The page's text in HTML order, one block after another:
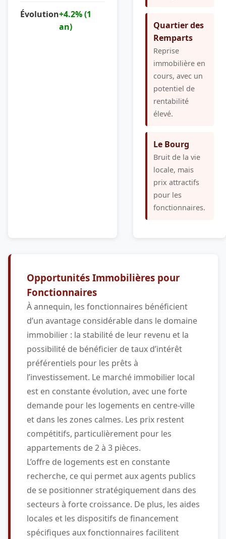
Évolution+4.2% (1
an)
Quartier des
Remparts
Reprise
immobilière en
cours, avec un
potentiel de
rentabilité
élevé.
Le Bourg
Bruit de la vie
locale, mais
prix attractifs
pour les
fonctionnaires.
Opportunités Immobilières pour
Fonctionnaires
À annequin, les fonctionnaires bénéficient
d’un avantage considérable dans le domaine
immobilier : la stabilité de leur revenu et la
possibilité de bénéficier de taux d’intérêt
préférentiels pour les prêts à
l’investissement. Le marché immobilier local
est en constante évolution, avec une forte
demande pour les logements en centre-ville
et dans les zones calmes. Les prix restent
compétitifs, particulièrement pour les
appartements de 2 à 3 pièces.
L’offre de logements est en constante
recherche, ce qui permet aux agents publics
de se positionner stratégiquement dans des
secteurs à forte croissance. De plus, les aides
locales et les dispositifs de financement
spécifiques aux fonctionnaires facilitent